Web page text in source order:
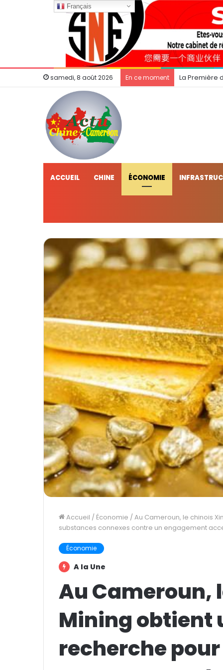
samedi, 8 août 2026 En ce moment La Première
ACCUEIL CHINE ÉCONOMIE
Accueil / Économie / Au Cameroun, le chinois
substances connexes contre un engagement
Économie
A la Une
Au Cameroun,
Mining obtient
recherche
Français